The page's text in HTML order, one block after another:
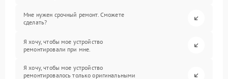
Мне нужен срочный ремонт. Сможете
сделать?
Я хочу, чтобы мое устройство
ремонтировали при мне.
Я хочу, чтобы мое устройство
ремонтировалось только оригинальными